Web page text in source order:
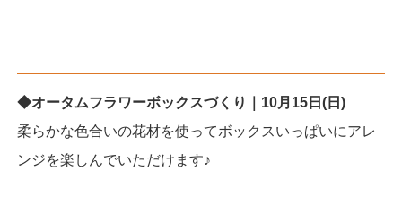
◆オータムフラワーボックスづくり｜10月15日(日)
柔らかな色合いの花材を使ってボックスいっぱいにアレ
ンジを楽しんでいただけます♪